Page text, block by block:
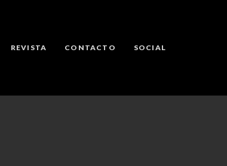
REVISTA CONTACTO SOCIAL